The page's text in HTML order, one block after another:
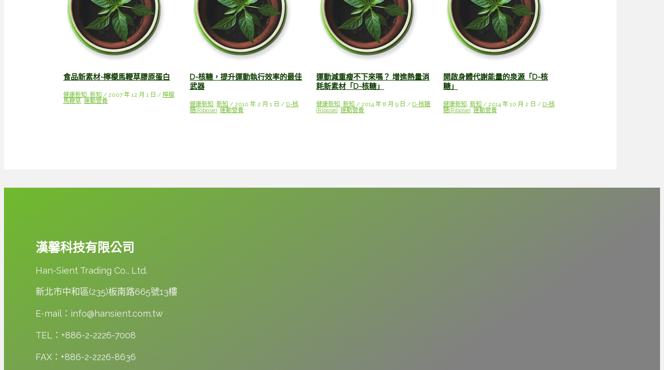
食品新素材-檸檬馬鞭草膠原蛋白
健康新知 ,新知 / 2007 年 12 月 1 日/檸檬
馬鞭草,運動營養
D-核糖，提升運動執行效率的最佳
武器
健康新知 ,新知 / 2010 年 2 月 1 日/ D-核
糖(Ribose),運動營養
運動減重瘦不下來嗎？ 增進熱量消
耗新素材「D-核糖」
健康新知 ,新知 / 2014 年 8 月 9 日/ D-核糖
(Ribose),運動營養
開啟身體代謝能量的泉源「D-核
糖」
健康新知 , 新知 / 2014 年 10 月 2 日 / D-核
糖(Ribose), 運動營養
漢馨科技有限公司
Han-Sient Trading Co., Ltd.
新北市中和區(235)板南路665號13樓
E-mail：info@hansient.com.tw
TEL：+886-2-2226-7008
FAX：+886-2-2226-8636